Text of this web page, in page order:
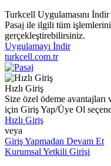
Turkcell Uygulamasını İndir
Pasaj ile ilgili tüm
gerçekleştirebilirsiniz.
Uygulamayı İndir
turkcell.com.tr
Hızlı Giriş
Size özel ödeme
için Giriş Yap/Üye Ol
Hızlı Giriş
veya
Giriş Yapmadan Devam Et
Kurumsal Yetkili Girişi